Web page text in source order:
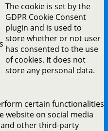
The cookie is set by the
GDPR Cookie Consent
plugin and is used to
store whether or not user
has consented to the use
of cookies. It does not
store any personal data.
certain functionalities
website on social media
other third-party